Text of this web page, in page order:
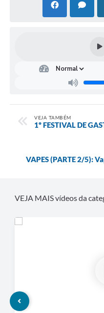
VEJA TAMBÉM
1º FESTIVAL DE
VAPES (PARTE 2/5):
VEJA MAIS vídeos da